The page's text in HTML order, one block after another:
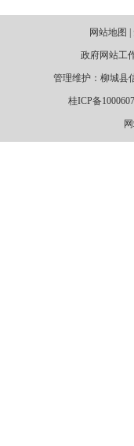
网站地图 |
政府网站工
管理维护：柳城县
桂ICP备